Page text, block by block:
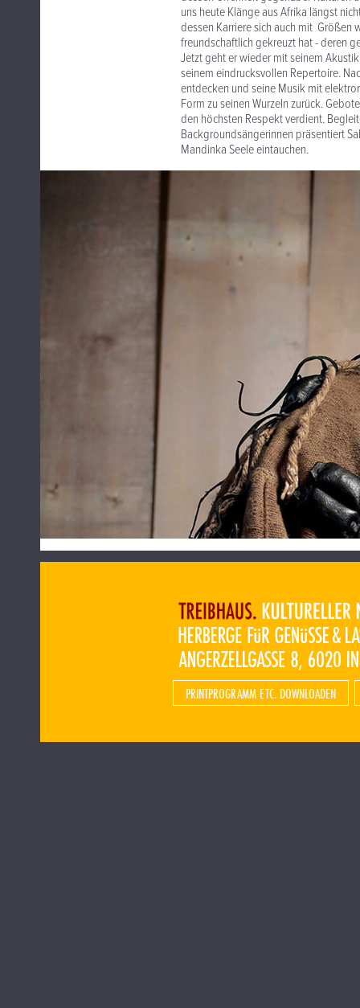
uns heute Klänge aus Afrika längst
dessen Karriere sich auch mit Größen
freundschaftlich gekreuzt hat - deren
Jetzt geht er wieder mit seinem
seinem eindrucksvollen Repertoire.
entdecken und seine Musik mit
Form zu seinen Wurzeln zurück.
den höchsten Respekt verdient.
Backgroundsängerinnen präsentiert
Mandinka Seele eintauchen.
PRINTPROGRAMM ETC. DOWNLOADEN